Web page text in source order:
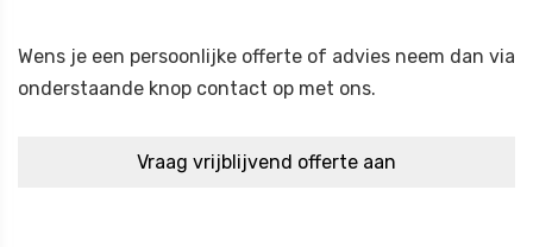
Wens je een persoonlijke offerte of advies neem dan via
onderstaande knop contact op met ons.